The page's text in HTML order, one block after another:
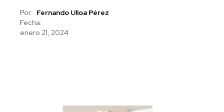
Por: Fernando Ulloa Pérez
Fecha:
enero 21, 2024